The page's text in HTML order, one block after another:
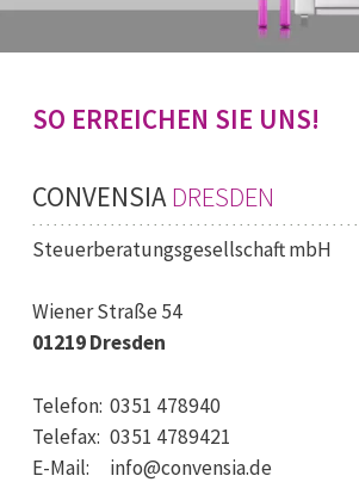
SO ERREICHEN SIE UNS!
CONVENSIADRESDEN
Steuerberatungsgesellschaft mbH
Wiener Straße 54
01219 Dresden
Telefon: 0351 478940
Telefax: 0351 4789421
E-Mail:
info@convensia.de